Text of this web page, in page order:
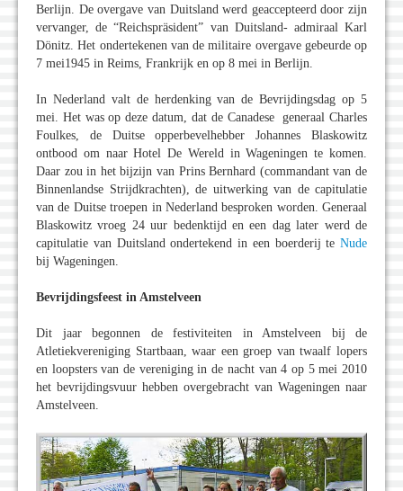
Berlijn. De overgave van Duitsland werd geaccepteerd door zijn
vervanger, de “Reichspräsident” van Duitsland- admiraal Karl
Dönitz. Het ondertekenen van de militaire overgave gebeurde op
7 mei1945 in Reims, Frankrijk en op 8 mei in Berlijn.
In Nederland valt de herdenking van de Bevrijdingsdag op 5
mei. Het was op deze datum, dat de Canadese generaal Charles
Foulkes, de Duitse opperbevelhebber Johannes Blaskowitz
ontbood om naar Hotel De Wereld in Wageningen te komen.
Daar zou in het bijzijn van Prins Bernhard (commandant van de
Binnenlandse Strijdkrachten), de uitwerking van de capitulatie
van de Duitse troepen in Nederland besproken worden. Generaal
Blaskowitz vroeg 24 uur bedenktijd en een dag later werd de
capitulatie van Duitsland ondertekend in een boerderij te Nude
bij Wageningen.
Bevrijdingsfeest in Amstelveen
Dit jaar begonnen de festiviteiten in Amstelveen bij de
Atletiekvereniging Startbaan, waar een groep van twaalf lopers
en loopsters van de vereniging in de nacht van 4 op 5 mei 2010
het bevrijdingsvuur hebben overgebracht van Wageningen naar
Amstelveen.